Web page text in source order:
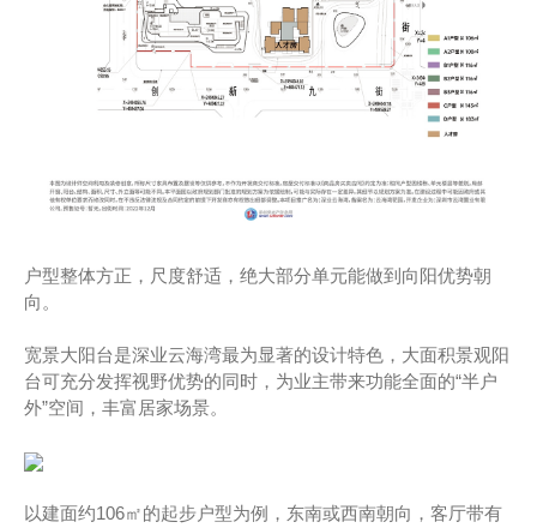
户型整体方正，尺度舒适，绝大部分单元能做到向阳优势朝
向。
宽景大阳台是深业云海湾最为显著的设计特色，大面积景观阳
台可充分发挥视野优势的同时，为业主带来功能全面的“半户
外”空间，丰富居家场景。
以建面约106㎡的起步户型为例，东南或西南朝向，客厅带有